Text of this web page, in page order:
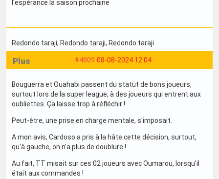
l'espérance la saison prochaine
Redondo taraji, Redondo taraji, Redondo taraji
#4809 08-08-2024 12:04
Plus
Bouguerra et Ouahabi passent du statut de bons joueurs,
surtout lors de la super league, à des joueurs qui entrent aux
oubliettes. Ça laisse trop à réfléchir !
Peut-être, une prise en charge mentale, s'imposait.
A mon avis, Cardoso a pris à la hâte cette décision, surtout,
qu'à gauche, on n'a plus de doublure !
Au fait, TT misait sur ces 02 joueurs avec Oumarou, lorsqu'il
était aux commandes !